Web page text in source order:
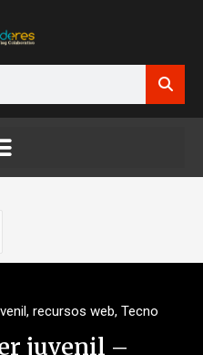
, recursos web, Tecno
juvenil –